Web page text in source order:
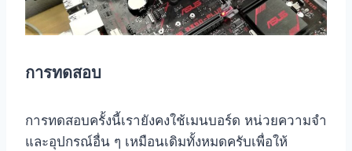
การทดสอบ
การทดสอบครั้งนี้เรายังคงใช้เมนบอร์ด หน่วยความจำ
และอุปกรณ์อื่น ๆ เหมือนเดิมทั้งหมดครับเพื่อให้